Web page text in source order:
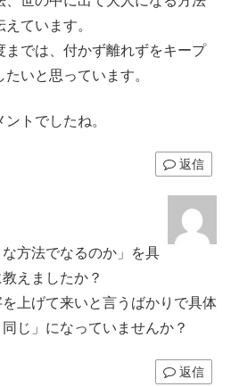
ています。
までは、付かず離れずをキープ
いと思っています。
トでしたね。
返信
方法でなるのか」を具
えましたか？
を上げて来いと言うばかりで具体
じ」になっていませんか？
返信